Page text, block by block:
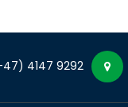
4147 9292